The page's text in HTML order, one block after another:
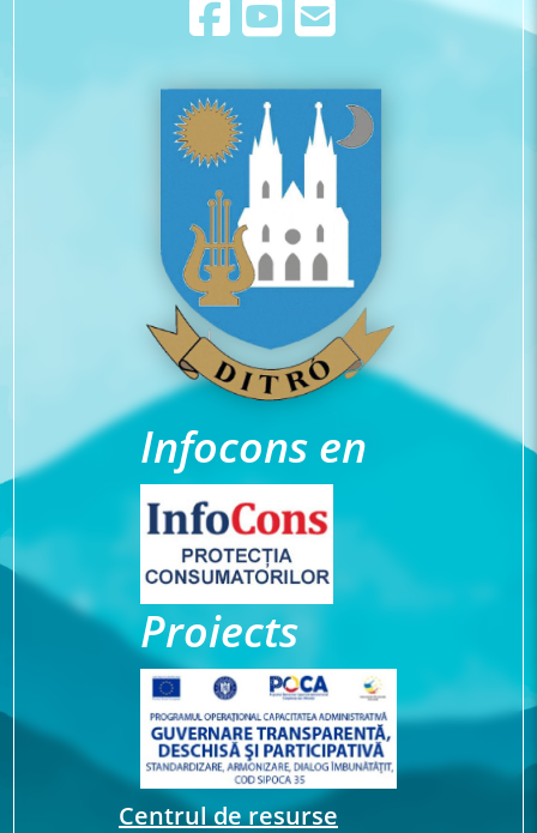
Infocons en
Proiects
Centrul de resurse